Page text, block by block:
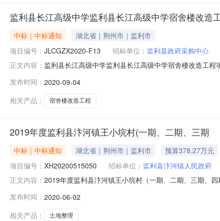
监利县长江高级中学监利县长江高级中学宿舍楼改造
中标｜中标通知
湖北省｜荆州市｜监利市
项目编号： JLCGZX2020-F13 招标单位： 监利县政府采购中心
正文内容： 监利县长江高级中学监利县长江高级中学宿舍楼改造工
建筑工程有限公司供应商地址：监利县容城镇民主路470
工期
发布时间： 2020-09-04
相关产品：
宿舍楼改造工程
2019年度监利县汴河镇王小垸村(一期、二期、三期
中标｜中标通知 湖北省｜荆州市｜监利市
预算378.27万元
项目编号： XH20200515050 招标单位： 监利县汴河镇人民政府
正文内容： 2019年度监利县汴河镇王小垸村（一期、二期、三期、
标，现就本次招标的中标结果公告如下：一、采购项目
三、采购预算：378
发布时间： 2020-06-02
相关产品：
土地整理